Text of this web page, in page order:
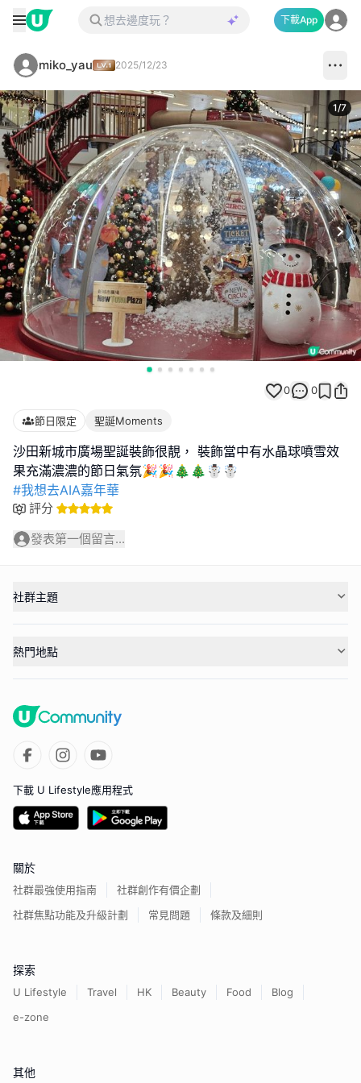
下載App
miko_yau 2025/12/23
1/7
0 0
節日限定 聖誕Moments
沙田新城市廣場聖誕裝飾很靚， 裝飾當中有水晶球噴雪效
#我想去AIA嘉年華
評分
發表第一個留言...
社群主題
熱門地點
下載 U Lifestyle應用程式
關於
社群最強使用指南
社群創作有價企劃
社群焦點功能及升級計劃
常見問題 條款及細則
探索
U Lifestyle Travel HK Beauty Food
Blog
e-zone
其他